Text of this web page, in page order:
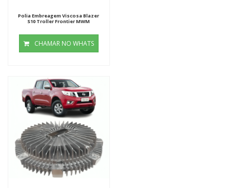
Polia Embreagem Viscosa Blazer
S10 Troller Frontier MWM
CHAMAR NO WHATS